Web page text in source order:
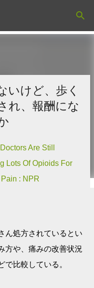
いけど、歩く
れ、報酬にな
Are Still
Lots Of Opioids For
: NPR
ん処方されているとい
方や、痛みの改善状況
で比較している。